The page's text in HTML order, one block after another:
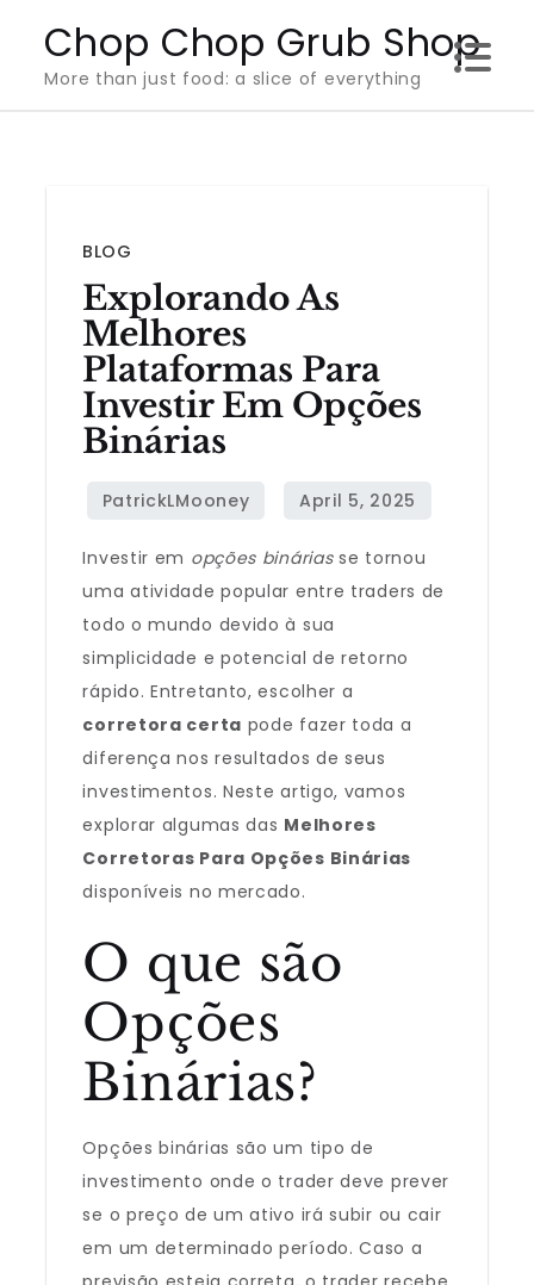
content
Chop Chop Grub Shop
More than just food: a slice of everything
BLOG
Explorando As
Melhores
Plataformas Para
Investir Em Opções
Binárias
Investir em opções bináriasse tornou
uma atividade popular entre traders de
todo o mundo devido à sua
simplicidade e potencial de retorno
rápido. Entretanto, escolher a
corretora certa pode fazer toda a
diferença nos resultados de seus
investimentos. Neste artigo, vamos
explorar algumas das Melhores
Corretoras Para Opções Binárias
disponíveis no mercado.
O que são
Opções
Binárias?
Opções binárias são um tipo de
investimento onde o trader deve prever
se o preço de um ativo irá subir ou cair
em um determinado período. Caso a